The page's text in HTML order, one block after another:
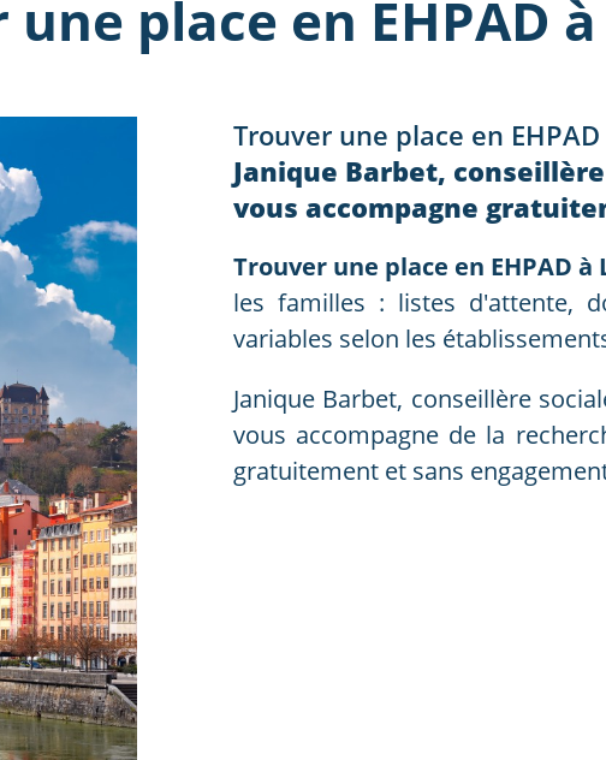
place en EHPAD
Trouver une place en
Janique Barbet,
vous accompagne
Trouver une place en EHPAD à
les familles : listes d'attente,
variables selon les
Janique Barbet, conseillère
vous accompagne de la
gratuitement et sans